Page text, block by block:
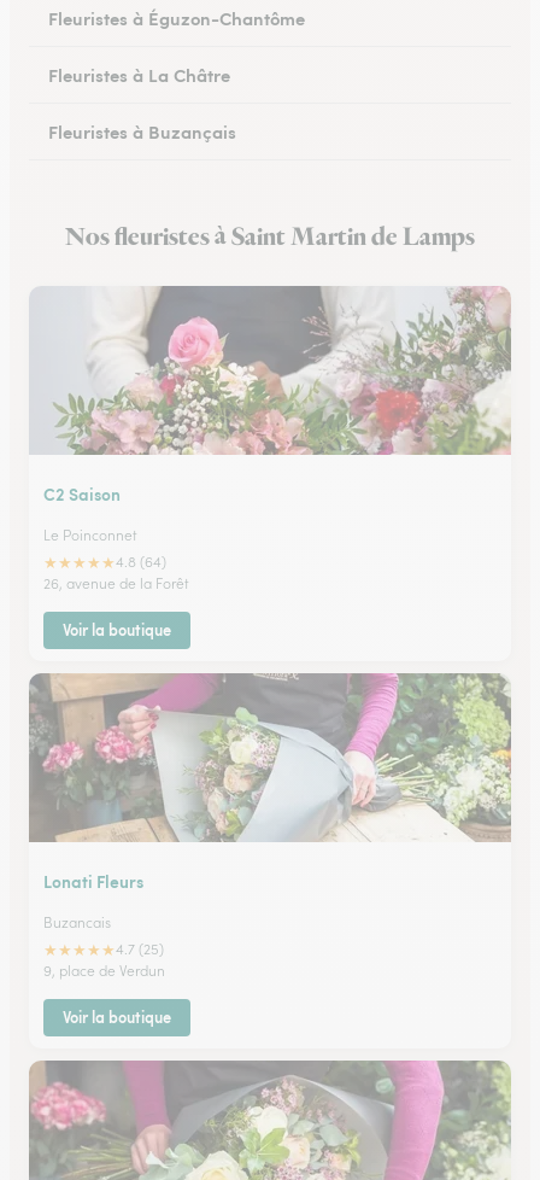
Fleuristes à Éguzon-Chantôme
Fleuristes à La Châtre
Fleuristes à Buzançais
Nos fleuristes à Saint Martin de Lamps
C2 Saison
Le Poinconnet
★★★★★4.8 (64)
26, avenue de la Forêt
Voir la boutique
Lonati Fleurs
Buzancais
★★★★★4.7 (25)
9, place de Verdun
Voir la boutique